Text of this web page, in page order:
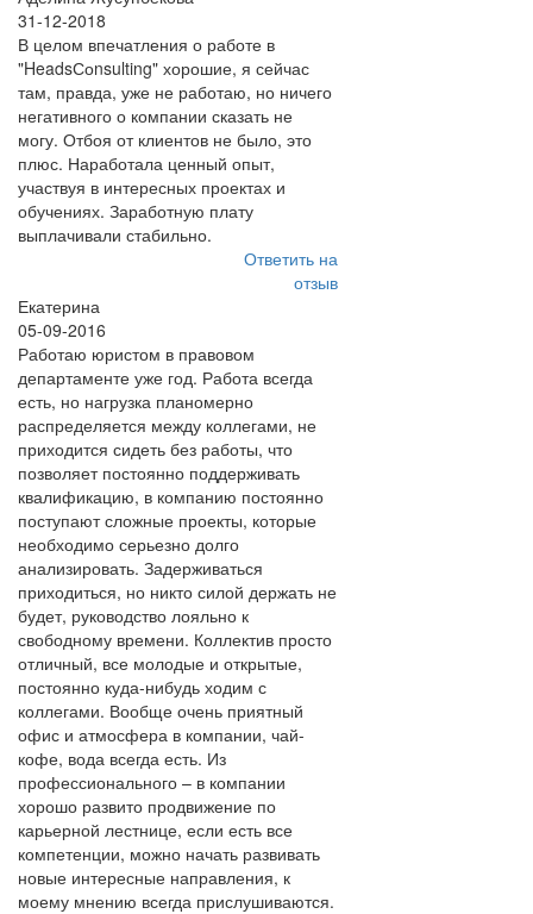
31-12-2018
В целом впечатления о работе в
"HeadsСоnsulting" хорошие, я сейчас
там, правда, уже не работаю, но ничего
негативного о компании сказать не
могу. Отбоя от клиентов не было, это
плюс. Наработала ценный опыт,
участвуя в интересных проектах и
обучениях. Заработную плату
выплачивали стабильно.
Ответить на
отзыв
Екатерина
05-09-2016
Работаю юристом в правовом
департаменте уже год. Работа всегда
есть, но нагрузка планомерно
распределяется между коллегами, не
приходится сидеть без работы, что
позволяет постоянно поддерживать
квалификацию, в компанию постоянно
поступают сложные проекты, которые
необходимо серьезно долго
анализировать. Задерживаться
приходиться, но никто силой держать не
будет, руководство лояльно к
свободному времени. Коллектив просто
отличный, все молодые и открытые,
постоянно куда-нибудь ходим с
коллегами. Вообще очень приятный
офис и атмосфера в компании, чай-
кофе, вода всегда есть. Из
профессионального – в компании
хорошо развито продвижение по
карьерной лестнице, если есть все
компетенции, можно начать развивать
новые интересные направления, к
моему мнению всегда прислушиваются.